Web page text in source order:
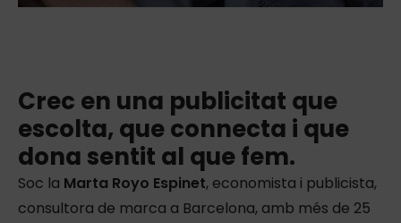
Crec en una publicitat que
escolta, que connecta i que
dona sentit al que fem.
Soc la Marta Royo Espinet, economista i publicista,
consultora de marca a Barcelona, amb més de 25